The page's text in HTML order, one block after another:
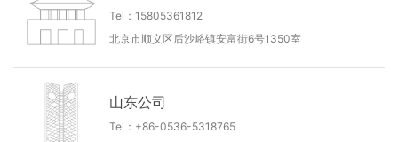
Tel：15805361812
北京市顺义区后沙峪镇安富街6号1350室
山东公司
Tel：+86-0536-5318765